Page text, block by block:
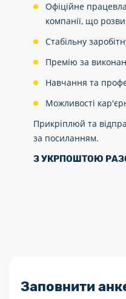
Офіційне
компанії, що
Стабільну
Премію за
Навчання та
Можливості
Прикріплюй та
за посиланням.
З УКРПОШТОЮ
Заповнити